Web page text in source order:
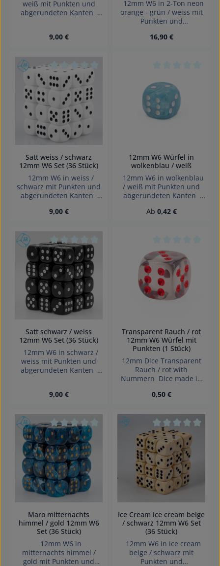
weiß mit Punkten und
abgerundeten Kanten
made in Germany GTIN:
verschluckbarer Kleinteile
nicht für Kinder unter 3
Jahren geeignet.
Erstickungsgefahr!
Regulärer Preis:
9,00 €
12mm W6 in 2-Ton neon
orange - grün / weiss mit
Punkten und
das set beinhaltet 36
nicht für Kinder unter 3
Jahren geeignet.
Erstickungsgefahr!
Regulärer Preis:
16,90 €
Durchschnittliche Bewertung von 0 von 5
Satt weiss / schwarz
12mm W6 Set (36 Stück)
12mm W6 in weiss /
schwarz mit Punkten und
abgerundeten Kanten
würfel Effekte: Satt Würfel
Achtung! Wegen
verschluckbarer Kleinteile
nicht für Kinder unter 3
Jahren geeignet.
Erstickungsgefahr!
Regulärer Preis:
9,00 €
12mm W6 Würfel in
wolkenblau / weiß
12mm W6 in wolkenblau
/ weiß mit Punkten und
abgerundeten Kanten
Seide Würfel made in
unter 3 Jahren geeignet.
Erstickungsgefahr!
Regulärer Preis:
Ab 0,42 €
Durchschnittliche Bewertung von 0 von 5
Satt schwarz / weiss
12mm W6 Set (36 Stück)
12mm W6 in schwarz /
weiss mit Punkten und
abgerundeten Kanten
made in Germany GTIN:
Achtung! Wegen
verschluckbarer Kleinteile
nicht für Kinder unter 3
Jahren geeignet.
Erstickungsgefahr!
Regulärer Preis:
9,00 €
Durchschnittliche
Transparent Rauch / rot
12mm W6 Würfel mit
Punkten (1 Stück)
12mm Dice Transparent
Rauch / rot with
Nummern Dice made in
Regulärer Preis:
0,50 €
Durchschnittliche Bewertung von 0 von 5
Maro mitternachts
himmel / gold 12mm W6
Set (36 Stück)
12mm W6 in
mitternachts himmel /
gold mit Punkten und
Durchschnittliche
Ice Cream ice cream beige
/ schwarz 12mm W6 Set
(36 Stück)
12mm W6 in ice cream
beige / schwarz mit
Punkten und